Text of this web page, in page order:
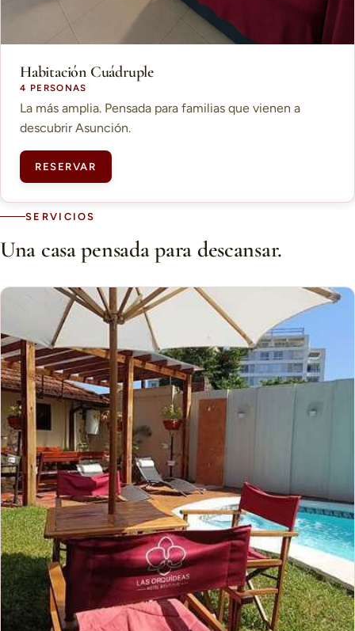
Habitación Cuádruple
4 PERSONAS
La más amplia. Pensada para familias que vienen a
descubrir Asunción.
RESERVAR
SERVICIOS
Una casa pensada para descansar.